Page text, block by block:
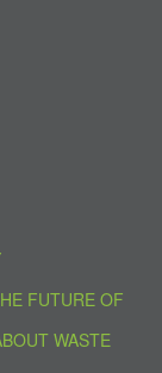
FUTURE OF
WASTE